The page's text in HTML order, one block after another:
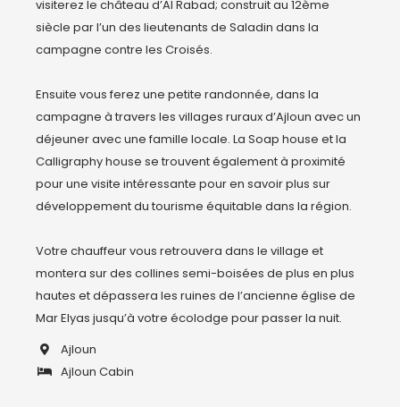
visiterez le château d’Al Rabad; construit au 12ème
siècle par l’un des lieutenants de Saladin dans la
campagne contre les Croisés.
Ensuite vous ferez une petite randonnée, dans la
campagne à travers les villages ruraux d’Ajloun avec un
déjeuner avec une famille locale. La Soap house et la
Calligraphy house se trouvent également à proximité
pour une visite intéressante pour en savoir plus sur
développement du tourisme équitable dans la région.
Votre chauffeur vous retrouvera dans le village et
montera sur des collines semi-boisées de plus en plus
hautes et dépassera les ruines de l’ancienne église de
Ajloun
Ajloun Cabin